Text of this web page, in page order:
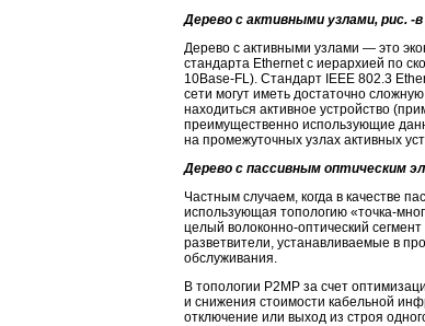
Дерево с активными узлами, рис. -в
Дерево с активными узлами — это
стандарта Ethernet с иерархией по
10Base-FL). Стандарт IEEE 802.3
сети могут иметь достаточно
находиться активное устройство
преимущественно использующие
на промежуточных узлах активных
Дерево с пассивным оптическим
Частным случаем, когда в качестве
использующая топологию «точка-
целый волоконно-оптический
разветвители, устанавливаемые в
обслуживания.
В топологии P2MP за счет
и снижения стоимости кабельной
отключение или выход из строя